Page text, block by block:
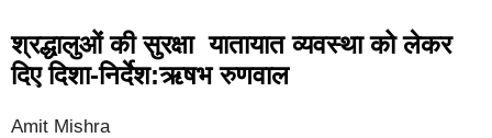
श्रद्धालुओं की सुरक्षा यातायात व्यवस्था को लेकर
दिए दिशा-निर्देश:ऋषभ रुणवाल
Amit Mishra